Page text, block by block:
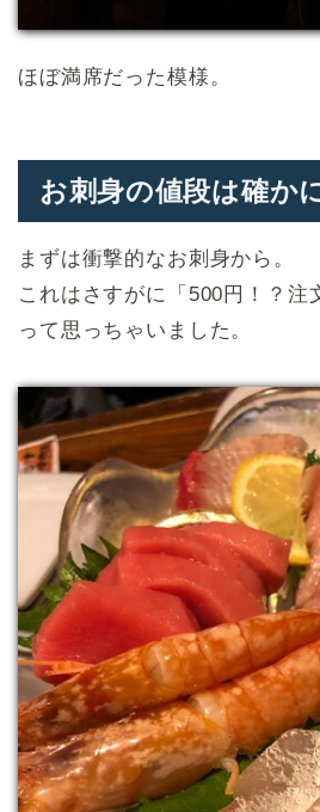
ほぼ満席だった模様。
お刺身の値段は確か
まずは衝撃的なお刺身から。
これはさすがに「500円！？注
って思っちゃいました。